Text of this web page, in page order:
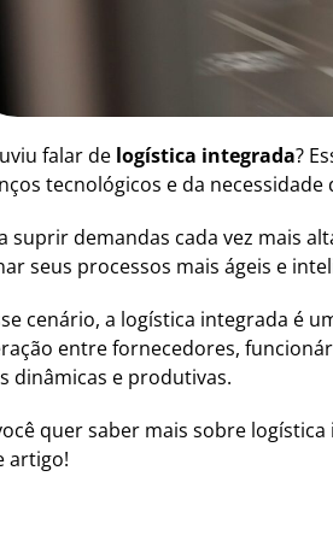
falar de logística integrada?
tecnológicos e da
suprir demandas cada vez mais
seus processos mais ágeis e
cenário, a logística integrada é
entre fornecedores,
dinâmicas e produtivas.
quer saber mais sobre
artigo!